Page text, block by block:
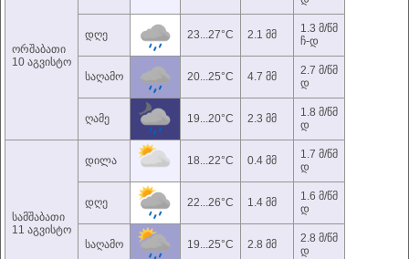
ორშაბათი
10 აგვისტო
დღე 23...27°C 2.1 მმ
1.3 მ/წმ
ჩ-დ
საღამო 20...25°C 4.7 მმ
2.7 მ/წმ
დ
ღამე 19...20°C 2.3 მმ
1.8 მ/წმ
დ
სამშაბათი
11 აგვისტო
დილა 18...22°C 0.4 მმ
1.7 მ/წმ
დ
დღე 22...26°C 1.4 მმ
1.6 მ/წმ
დ
საღამო 19...25°C 2.8 მმ
2.8 მ/წმ
დ